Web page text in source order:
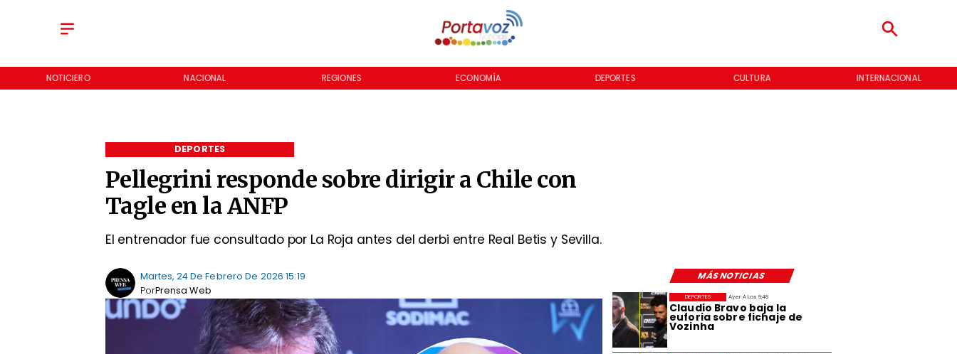
NOTICIERO NACIONAL REGIONES ECONOMÍA DEPORTES CULTURA INTERNACIONAL
Pellegrini responde sobre dirigir a Chile con
Tagle en la ANFP
El entrenador fue consultado por La Roja antes del derbi entre Real Betis y Sevilla.
DEPORTES
MÁS NOTICIAS
Martes, 24 De Febrero De 2026 15:19
Prensa Web
Por
Ayer A Las 9:49
Claudio Bravo baja la
euforia sobre fichaje de
Vozinha
DEPORTES